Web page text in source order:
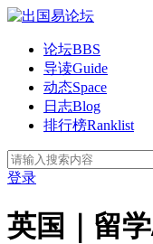
论坛BBS
导读Guide
动态Space
日志Blog
排行榜Ranklist
登录
英国｜留